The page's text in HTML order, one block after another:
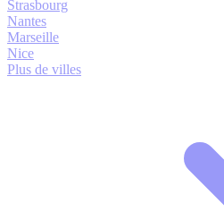
Strasbourg
Nantes
Marseille
Nice
Plus de villes